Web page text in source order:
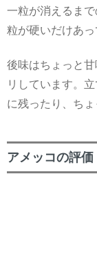
一粒が消えるまで
粒が硬いだけあっ
後味はちょっと
リしています。
に残ったり、ち
アメッコの評価